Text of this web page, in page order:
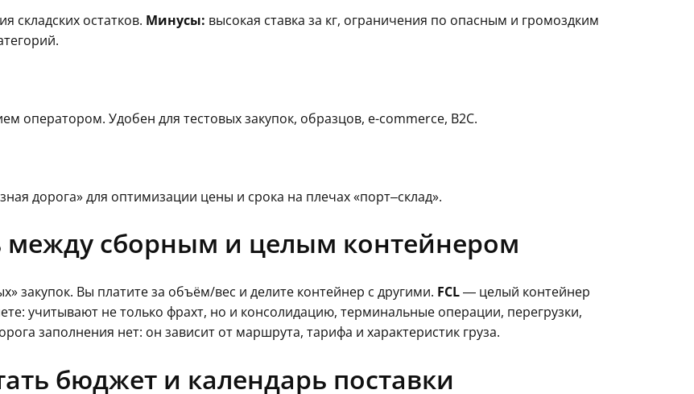
складских остатков. Минусы: высокая ставка за кг, ограничения по опасным и громоздким
оператором. Удобен для тестовых закупок, образцов, e-commerce, B2C.
дорога» для оптимизации цены и срока на плечах «порт–склад».
между сборным и целым контейнером
закупок. Вы платите за объём/вес и делите контейнер с другими. FCL— целый контейнер
учитывают не только фрахт, но и консолидацию, терминальные операции, перегрузки,
заполнения нет: он зависит от маршрута, тарифа и характеристик груза.
бюджет и календарь поставки